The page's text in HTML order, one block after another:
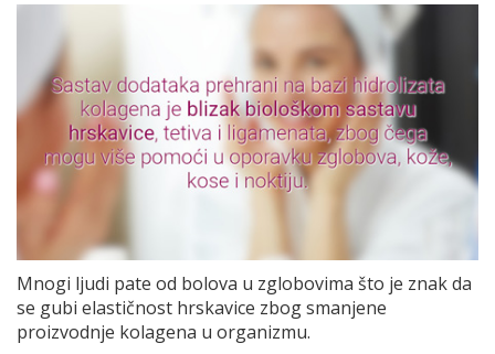
Mnogi ljudi pate od bolova u zglobovima što je znak da
se gubi elastičnost hrskavice zbog smanjene
proizvodnje kolagena u organizmu.